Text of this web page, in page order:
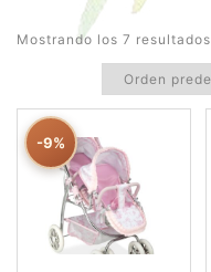
Mostrando los 7 resultados
-9%